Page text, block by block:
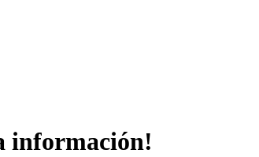
información!